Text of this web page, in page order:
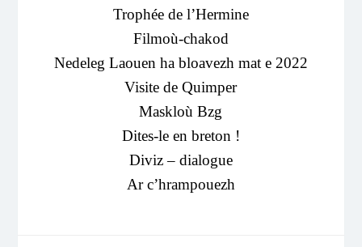
Trophée de l’Hermine
Filmoù-chakod
Nedeleg Laouen ha bloavezh mat e 2022
Visite de Quimper
Maskloù Bzg
Dites-le en breton !
Diviz – dialogue
Ar c’hrampouezh